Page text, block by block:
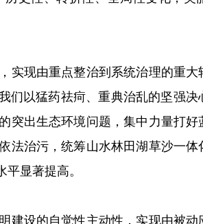
现由重点整治到系统治理的重大
们以猛药祛疴、重典治乱的坚强
突出生态环境问题，集中力量打好
法治污，统筹山水林田湖草沙一
显著提高。
设的自觉性主动性，实现由被动